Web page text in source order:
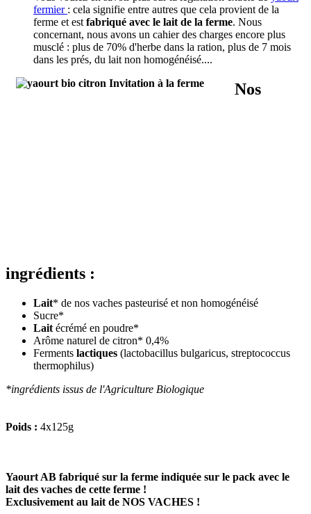
fermier : cela signifie entre autres que cela provient de la
ferme et est fabriqué avec le lait de la ferme. Nous
concernant, nous avons un cahier des charges encore plus
musclé : plus de 70% d'herbe dans la ration, plus de 7 mois
dans les prés, du lait non homogénéisé....
Nos
ingrédients :
Lait* de nos vaches pasteurisé et non homogénéisé
Sucre*
Lait écrémé en poudre*
Arôme naturel de citron* 0,4%
Ferments lactiques (lactobacillus bulgaricus, streptococcus
thermophilus)
*ingrédients issus de l'Agriculture Biologique
Poids : 4x125g
Yaourt AB fabriqué sur la ferme indiquée sur le pack avec le
lait des vaches de cette ferme !
Exclusivement au lait de NOS VACHES !